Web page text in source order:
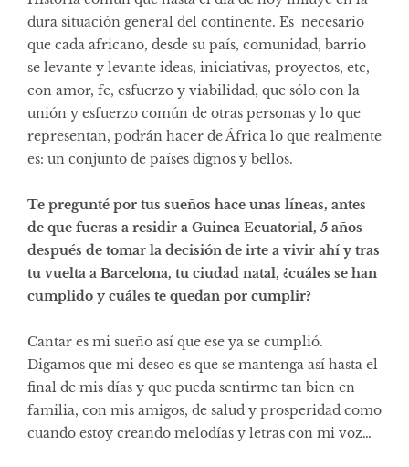
dura situación general del continente. Es necesario
que cada africano, desde su país, comunidad, barrio
se levante y levante ideas, iniciativas, proyectos, etc,
con amor, fe, esfuerzo y viabilidad, que sólo con la
unión y esfuerzo común de otras personas y lo que
representan, podrán hacer de África lo que realmente
es: un conjunto de países dignos y bellos.
Te pregunté por tus sueños hace unas líneas, antes
de que fueras a residir a Guinea Ecuatorial, 5 años
después de tomar la decisión de irte a vivir ahí y tras
tu vuelta a Barcelona, tu ciudad natal, ¿cuáles se han
cumplido y cuáles te quedan por cumplir?
Cantar es mi sueño así que ese ya se cumplió.
Digamos que mi deseo es que se mantenga así hasta el
final de mis días y que pueda sentirme tan bien en
familia, con mis amigos, de salud y prosperidad como
cuando estoy creando melodías y letras con mi voz…